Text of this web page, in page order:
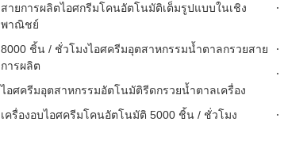
สายการผลิตไอศกรีมโคนอัตโนมัติเต็มรูปแบบในเชิง
พาณิชย์
8000 ชิ้น / ชั่วโมงไอศครีมอุตสาหกรรมน้ำตาลกรวยสาย
การผลิต
ไอศครีมอุตสาหกรรมอัตโนมัติรีดกรวยน้ำตาลเครื่อง
เครื่องอบไอศครีมโคนอัตโนมัติ 5000 ชิ้น / ชั่วโมง